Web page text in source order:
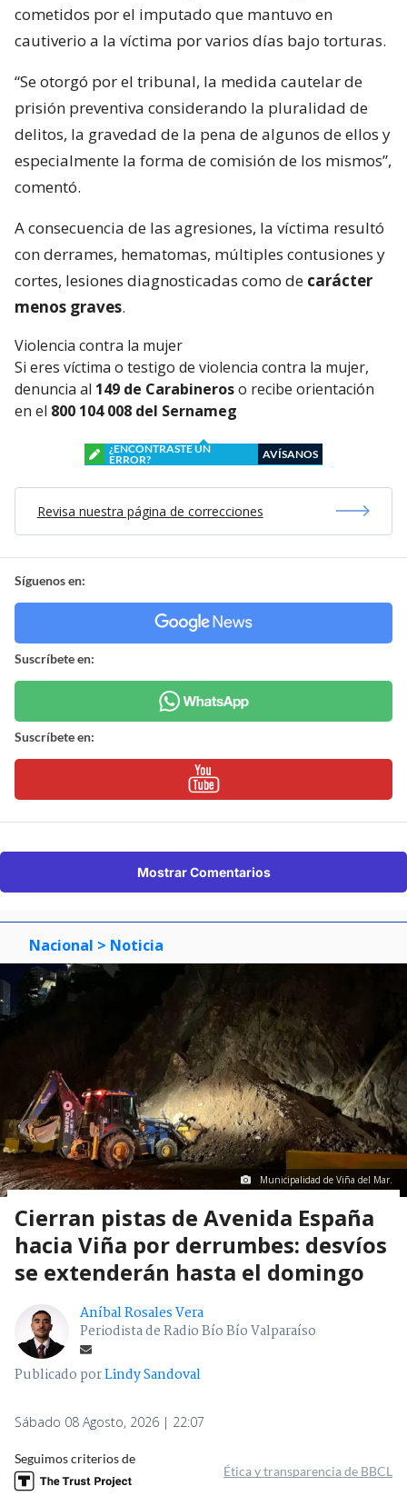
cometidos por el imputado que mantuvo en
cautiverio a la víctima por varios días bajo torturas.
“Se otorgó por el tribunal, la medida cautelar de
prisión preventiva considerando la pluralidad de
delitos, la gravedad de la pena de algunos de ellos y
especialmente la forma de comisión de los mismos”,
comentó.
A consecuencia de las agresiones, la víctima resultó
con derrames, hematomas, múltiples contusiones y
cortes, lesiones diagnosticadas como de carácter
menos graves.
Violencia contra la mujer
Si eres víctima o testigo de violencia contra la mujer,
denuncia al 149 de Carabineroso recibe orientación
en el 800 104 008 del Sernameg
¿ENCONTRASTE UN
ERROR?
AVÍSANOS
Revisa nuestra página de correcciones
Síguenos en:
Suscríbete en:
Suscríbete en:
Mostrar Comentarios
Nacional > Noticia
Municipalidad de Viña del Mar.
Cierran pistas de Avenida España
hacia Viña por derrumbes: desvíos
se extenderán hasta el domingo
Aníbal Rosales Vera
Periodista de Radio Bío Bío Valparaíso
Publicado porLindy Sandoval
Sábado 08 Agosto, 2026 | 22:07
Seguimos criterios de
Ética y transparencia de BBCL